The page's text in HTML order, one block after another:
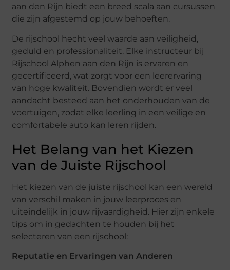
aan den Rijn biedt een breed scala aan cursussen
die zijn afgestemd op jouw behoeften.
De rijschool hecht veel waarde aan veiligheid,
geduld en professionaliteit. Elke instructeur bij
Rijschool Alphen aan den Rijn is ervaren en
gecertificeerd, wat zorgt voor een leerervaring
van hoge kwaliteit. Bovendien wordt er veel
aandacht besteed aan het onderhouden van de
voertuigen, zodat elke leerling in een veilige en
comfortabele auto kan leren rijden.
Het Belang van het Kiezen
van de Juiste Rijschool
Het kiezen van de juiste rijschool kan een wereld
van verschil maken in jouw leerproces en
uiteindelijk in jouw rijvaardigheid. Hier zijn enkele
tips om in gedachten te houden bij het
selecteren van een rijschool:
Reputatie en Ervaringen van Anderen